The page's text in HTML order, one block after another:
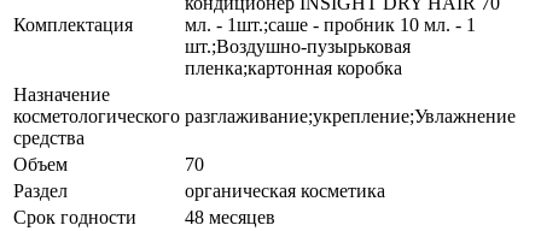
Комплектация
мл. - 1шт.;саше - пробник 10 мл. - 1
шт.;Воздушно-пузырьковая
пленка;картонная коробка
Назначение
косметологического
средства
разглаживание;укрепление;Увлажнение
Объем
70
Раздел
органическая косметика
Срок годности
48 месяцев